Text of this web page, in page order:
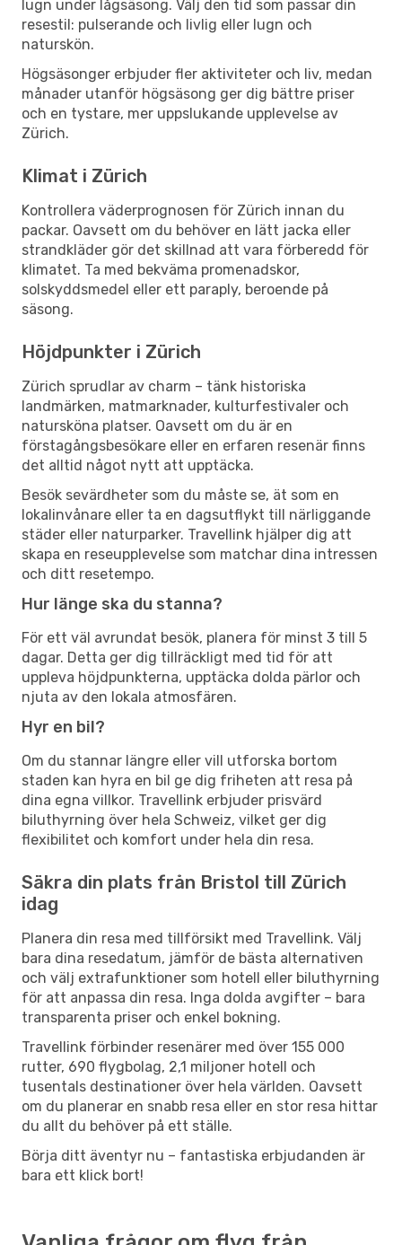
lugn under lågsäsong. Välj den tid som passar din
resestil: pulserande och livlig eller lugn och
naturskön.
Högsäsonger erbjuder fler aktiviteter och liv, medan
månader utanför högsäsong ger dig bättre priser
och en tystare, mer uppslukande upplevelse av
Zürich.
Klimat i Zürich
Kontrollera väderprognosen för Zürich innan du
packar. Oavsett om du behöver en lätt jacka eller
strandkläder gör det skillnad att vara förberedd för
klimatet. Ta med bekväma promenadskor,
solskyddsmedel eller ett paraply, beroende på
säsong.
Höjdpunkter i Zürich
Zürich sprudlar av charm – tänk historiska
landmärken, matmarknader, kulturfestivaler och
natursköna platser. Oavsett om du är en
förstagångsbesökare eller en erfaren resenär finns
det alltid något nytt att upptäcka.
Besök sevärdheter som du måste se, ät som en
lokalinvånare eller ta en dagsutflykt till närliggande
städer eller naturparker. Travellink hjälper dig att
skapa en reseupplevelse som matchar dina intressen
och ditt resetempo.
Hur länge ska du stanna?
För ett väl avrundat besök, planera för minst 3 till 5
dagar. Detta ger dig tillräckligt med tid för att
uppleva höjdpunkterna, upptäcka dolda pärlor och
njuta av den lokala atmosfären.
Hyr en bil?
Om du stannar längre eller vill utforska bortom
staden kan hyra en bil ge dig friheten att resa på
dina egna villkor. Travellink erbjuder prisvärd
biluthyrning över hela Schweiz, vilket ger dig
flexibilitet och komfort under hela din resa.
Säkra din plats från Bristol till Zürich
idag
Planera din resa med tillförsikt med Travellink. Välj
bara dina resedatum, jämför de bästa alternativen
och välj extrafunktioner som hotell eller biluthyrning
för att anpassa din resa. Inga dolda avgifter – bara
transparenta priser och enkel bokning.
Travellink förbinder resenärer med över 155 000
rutter, 690 flygbolag, 2,1 miljoner hotell och
tusentals destinationer över hela världen. Oavsett
om du planerar en snabb resa eller en stor resa hittar
du allt du behöver på ett ställe.
Börja ditt äventyr nu – fantastiska erbjudanden är
bara ett klick bort!